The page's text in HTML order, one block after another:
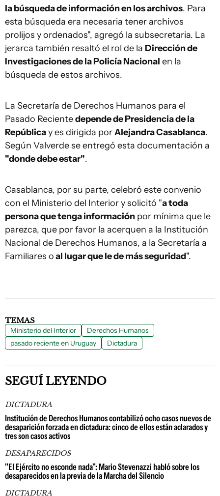
la búsqueda de información en los archivos. Para
esta búsqueda era necesaria tener archivos
prolijos y ordenados", agregó la subsecretaria. La
jerarca también resaltó el rol de la Dirección de
Investigaciones de la Policía Nacional en la
búsqueda de estos archivos.
La Secretaría de Derechos Humanos para el
Pasado Recientedepende de Presidencia de la
Repúblicay es dirigida porAlejandra Casablanca.
Según Valverde se entregó esta documentación a
"donde debe estar".
Casablanca, por su parte, celebró este convenio
con el Ministerio del Interior y solicitó "a toda
persona que tenga información por mínima que le
parezca, que por favor la acerquen a la Institución
Nacional de Derechos Humanos, a la Secretaría a
Familiares oal lugar que le de más seguridad".
TEMAS
Ministerio del Interior
Derechos Humanos
pasado reciente en Uruguay
Dictadura
SEGUÍ LEYENDO
DICTADURA
Institución de Derechos Humanos contabilizó ocho casos nuevos de
desaparición forzada en dictadura: cinco de ellos están aclarados y
tres son casos activos
DESAPARECIDOS
"El Ejército no esconde nada": Mario Stevenazzi habló sobre los
desaparecidos en la previa de la Marcha del Silencio
DICTADURA